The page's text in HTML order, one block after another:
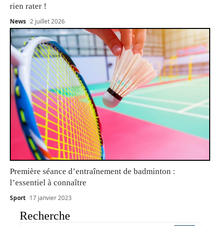
rien rater !
News 2 juillet 2026
Première séance d’entraînement de badminton :
l’essentiel à connaître
Sport 17 janvier 2023
Recherche